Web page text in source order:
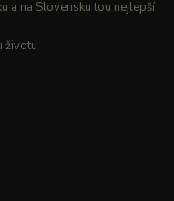
a na Slovensku tou nejlepší
životu